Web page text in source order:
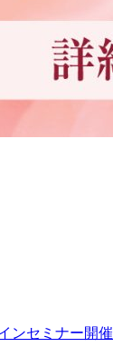
ンセミナー開催